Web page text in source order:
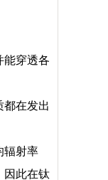
能穿透各
都在发出
辐射率
因此在钛